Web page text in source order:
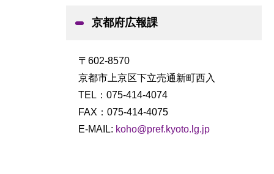
京都府広報課
〒602-8570
京都市上京区下立売通新町西入
TEL：075-414-4074
FAX：075-414-4075
E-MAIL: koho@pref.kyoto.lg.jp